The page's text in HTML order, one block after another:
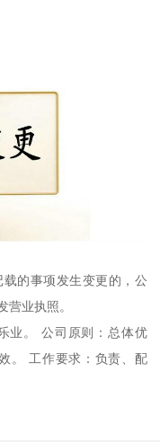
载的事项发生变更的，公
营业执照。
业。 公司原则：总体优
。 工作要求：负责、配